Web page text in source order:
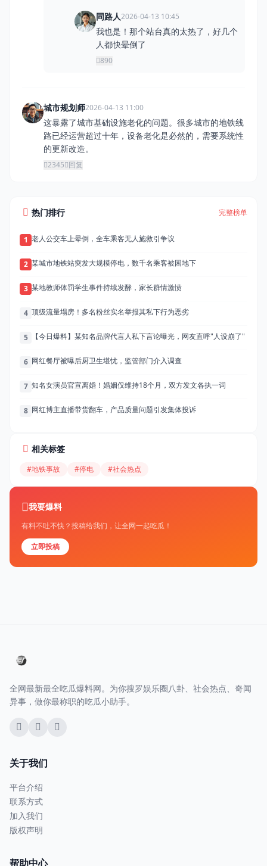
同路人2026-04-13 10:45
我也是！那个站台真的太热了，好几个
人都快晕倒了
890
城市规划师2026-04-13 11:00
这暴露了城市基础设施老化的问题。很多城市的地铁线
路已经运营超过十年，设备老化是必然的，需要系统性
的更新改造。
2345 回复
热门排行 完整榜单
1 老人公交车上晕倒，全车乘客无人施救引争议
2 某城市地铁站突发大规模停电，数千名乘客被困地下
3 某地教师体罚学生事件持续发酵，家长群情激愤
4 顶级流量塌房！多名粉丝实名举报其私下行为恶劣
5 【今日爆料】某知名品牌代言人私下言论曝光，网友直呼"人设崩了"
6 网红餐厅被曝后厨卫生堪忧，监管部门介入调查
7 知名女演员官宣离婚！婚姻仅维持18个月，双方发文各执一词
8 网红博主直播带货翻车，产品质量问题引发集体投诉
相关标签
#地铁事故 #停电 #社会热点
我要爆料
有料不吐不快？投稿给我们，让全网一起吃瓜！
立即投稿
全网最新最全吃瓜爆料网。为你搜罗娱乐圈八卦、社会热点、奇闻
异事，做你最称职的吃瓜小助手。
关于我们
平台介绍
联系方式
加入我们
版权声明
帮助中心